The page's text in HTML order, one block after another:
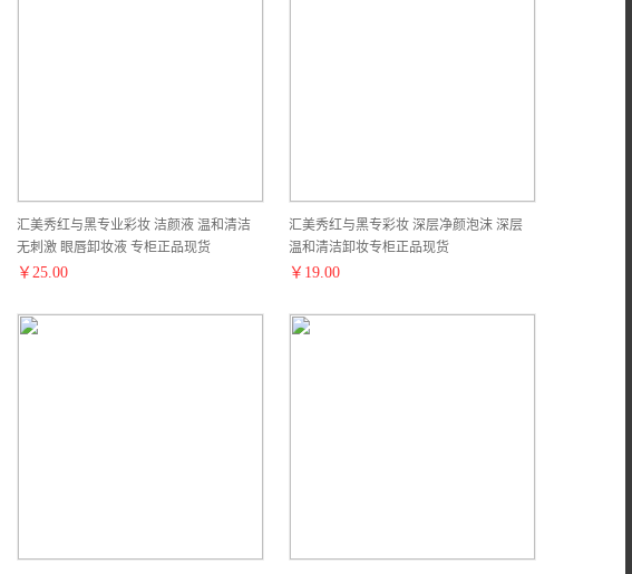
汇美秀红与黑专业彩妆 洁颜液 温和清洁
无刺激 眼唇卸妆液 专柜正品现货
￥ 25.00
汇美秀红与黑专彩妆 深层净颜泡沫 深层
温和清洁卸妆专柜正品现货
￥ 19.00